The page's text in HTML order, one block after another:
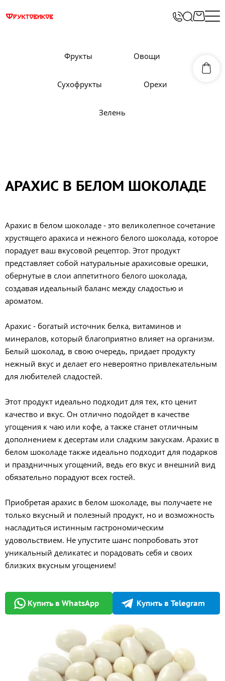
Фрукты Овощи
Сухофрукты Орехи
Зелень
АРАХИС В БЕЛОМ ШОКОЛАДЕ
Арахис в белом шоколаде - это великолепное сочетание
хрустящего арахиса и нежного белого шоколада, которое
порадует ваш вкусовой рецептор. Этот продукт
представляет собой натуральные арахисовые орешки,
обернутые в слои аппетитного белого шоколада,
создавая идеальный баланс между сладостью и
ароматом.
Арахис - богатый источник белка, витаминов и
минералов, который благоприятно влияет на организм.
Белый шоколад, в свою очередь, придает продукту
нежный вкус и делает его невероятно привлекательным
для любителей сладостей.
Этот продукт идеально подходит для тех, кто ценит
качество и вкус. Он отлично подойдет в качестве
угощения к чаю или кофе, а также станет отличным
дополнением к десертам или сладким закускам. Арахис в
белом шоколаде также идеально подходит для подарков
и праздничных угощений, ведь его вкус и внешний вид
обязательно порадуют всех гостей.
Приобретая арахис в белом шоколаде, вы получаете не
только вкусный и полезный продукт, но и возможность
насладиться истинным гастрономическим
удовольствием. Не упустите шанс попробовать этот
уникальный деликатес и порадовать себя и своих
близких вкусным угощением!
Купить в WhatsApp Купить в Telegram